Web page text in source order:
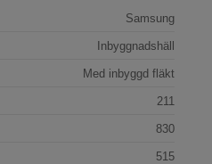
Samsung
Inbyggnadshäll
Med inbyggd fläkt
211
830
515